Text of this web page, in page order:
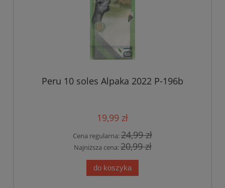
Peru 10 soles Alpaka 2022 P-196b
19,99 zł
Cena regularna:24,99 zł
Najniższa cena:20,99 zł
do koszyka